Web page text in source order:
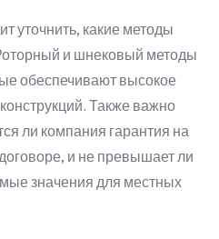
уточнить, какие методы
и шнековый методы
обеспечивают высокое
Также важно
ли компания гарантия на
и не превышает ли
значения для местных